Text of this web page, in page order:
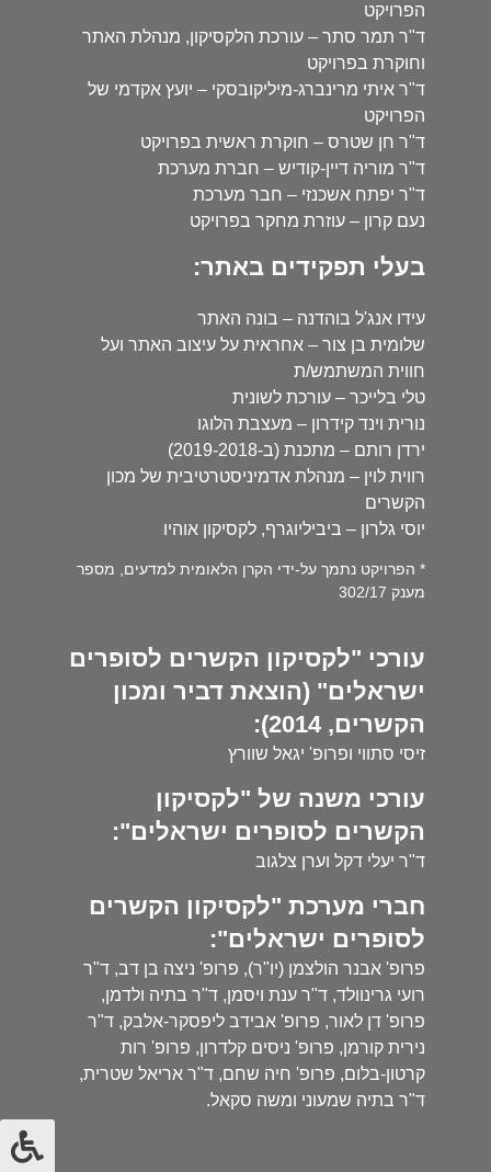
הפרויקט
ד"ר תמר סתר – עורכת הלקסיקון, מנהלת האתר
וחוקרת בפרויקט
ד"ר איתי מרינברג-מיליקובסקי – יועץ אקדמי של
הפרויקט
ד"ר חן שטרס – חוקרת ראשית בפרויקט
ד"ר מוריה דיין-קודיש – חברת מערכת
ד"ר יפתח אשכנזי – חבר מערכת
נעם קרון – עוזרת מחקר בפרויקט
בעלי תפקידים באתר:
עידו אנג'ל בוהדנה – בונה האתר
שלומית בן צור – אחראית על עיצוב האתר ועל
חווית המשתמש/ת
טלי בלייכר – עורכת לשונית
נורית וינד קידרון – מעצבת הלוגו
ירדן רותם – מתכנת (ב-2019-2018)
רווית לוין – מנהלת אדמיניסטרטיבית של מכון
הקשרים
יוסי גלרון – ביביליוגרף, לקסיקון אוהיו
* הפרויקט נתמך על-ידי הקרן הלאומית למדעים, מספר
מענק 302/17
עורכי "לקסיקון הקשרים לסופרים
ישראלים" (הוצאת דביר ומכון
הקשרים, 2014):
זיסי סתווי ופרופ' יגאל שוורץ
עורכי משנה של "לקסיקון
הקשרים לסופרים ישראלים":
ד"ר יעלי דקל וערן צלגוב
חברי מערכת "לקסיקון הקשרים
לסופרים ישראלים":
פרופ' אבנר הולצמן (יו"ר), פרופ' ניצה בן דב, ד"ר
רועי גרינוולד, ד"ר ענת ויסמן, ד"ר בתיה ולדמן,
פרופ' דן לאור, פרופ' אבידב ליפסקר-אלבק, ד"ר
נירית קורמן, פרופ' ניסים קלדרון, פרופ' רות
קרטון-בלום, פרופ' חיה שחם, ד"ר אריאל שטרית,
ד"ר בתיה שמעוני ומשה סקאל.